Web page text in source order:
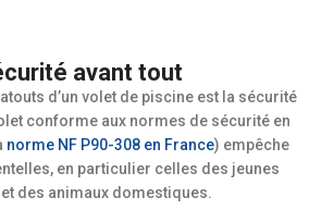
avant tout
d’un volet de piscine est la sécurité
conforme aux normes de sécurité en
norme NF P90-308 en France) empêche
en particulier celles des jeunes
des animaux domestiques.